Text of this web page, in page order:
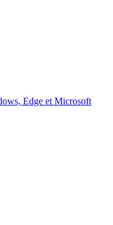
Edge et Microsoft